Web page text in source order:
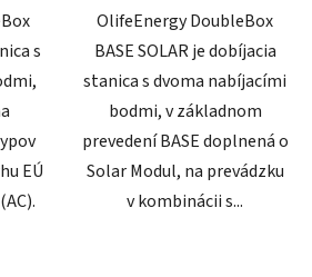
s
EÚ
OlifeEnergy DoubleBox
BASE SOLAR je dobíjacia
stanica s dvoma nabíjacími
bodmi, v základnom
prevedení BASE doplnená o
Solar Modul, na prevádzku
v kombinácii s...